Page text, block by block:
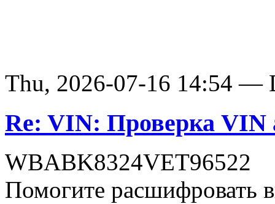
Thu, 2026-07-16 14:54 —
Re: VIN: Проверка VIN
WBABK8324VET96522
Помогите расшифровать